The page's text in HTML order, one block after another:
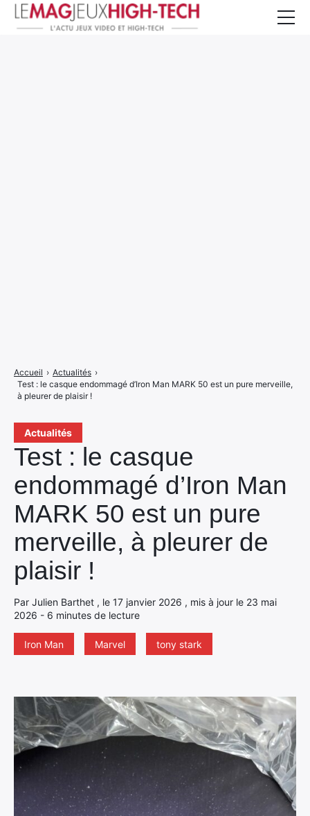
Actualités
Test : le casque
endommagé d’Iron Man
MARK 50 est un pure
merveille, à pleurer de
plaisir !
Par Julien Barthet , le 17 janvier 2026 , mis à jour le 23 mai
2026 - 6 minutes de lecture
Iron Man Marvel tony stark
Accueil › Actualités ›
Test : le casque endommagé d’Iron Man MARK 50 est un pure merveille,
à pleurer de plaisir !